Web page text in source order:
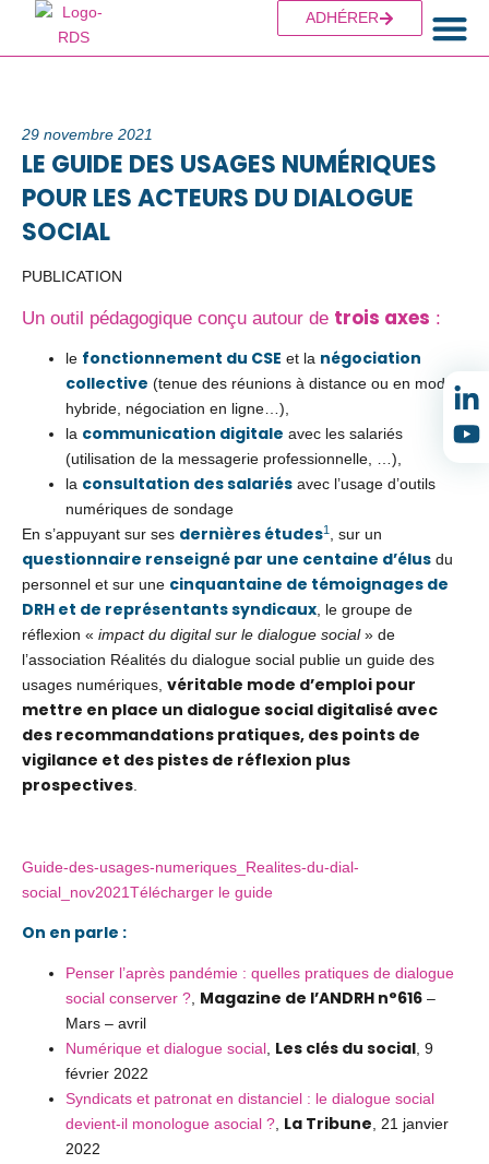
ADHÉRER
29 novembre 2021
LE GUIDE DES USAGES NUMÉRIQUES
POUR LES ACTEURS DU DIALOGUE
SOCIAL
PUBLICATION
Un outil pédagogique conçu autour de trois axes :
le fonctionnement du CSE et la négociation
collective (tenue des réunions à distance ou en mode
hybride, négociation en ligne…),
la communication digitale avec les salariés
(utilisation de la messagerie professionnelle, …),
la consultation des salariés avec l’usage d’outils
numériques de sondage
En s’appuyant sur ses dernières études1 , sur un
questionnaire renseigné par une centaine d’élus du
personnel et sur une cinquantaine de témoignages de
DRH et de représentants syndicaux , le groupe de
réflexion « impact du digital sur le dialogue social» de
l’association Réalités du dialogue social publie un guide des
usages numériques, véritable mode d’emploi pour
mettre en place un dialogue social digitalisé avec
des recommandations pratiques, des points de
vigilance et des pistes de réflexion plus
prospectives
Guide-des-usages-numeriques_Realites-du-dial-
social_nov2021Télécharger le guide
On en parle :
Penser l’après pandémie : quelles pratiques de dialogue
social conserver ?, Magazine de l’ANDRH n°616 –
Mars – avril
Numérique et dialogue social, Les clés du social, 9
février 2022
Syndicats et patronat en distanciel : le dialogue social
devient-il monologue asocial ?, La Tribune, 21 janvier
2022